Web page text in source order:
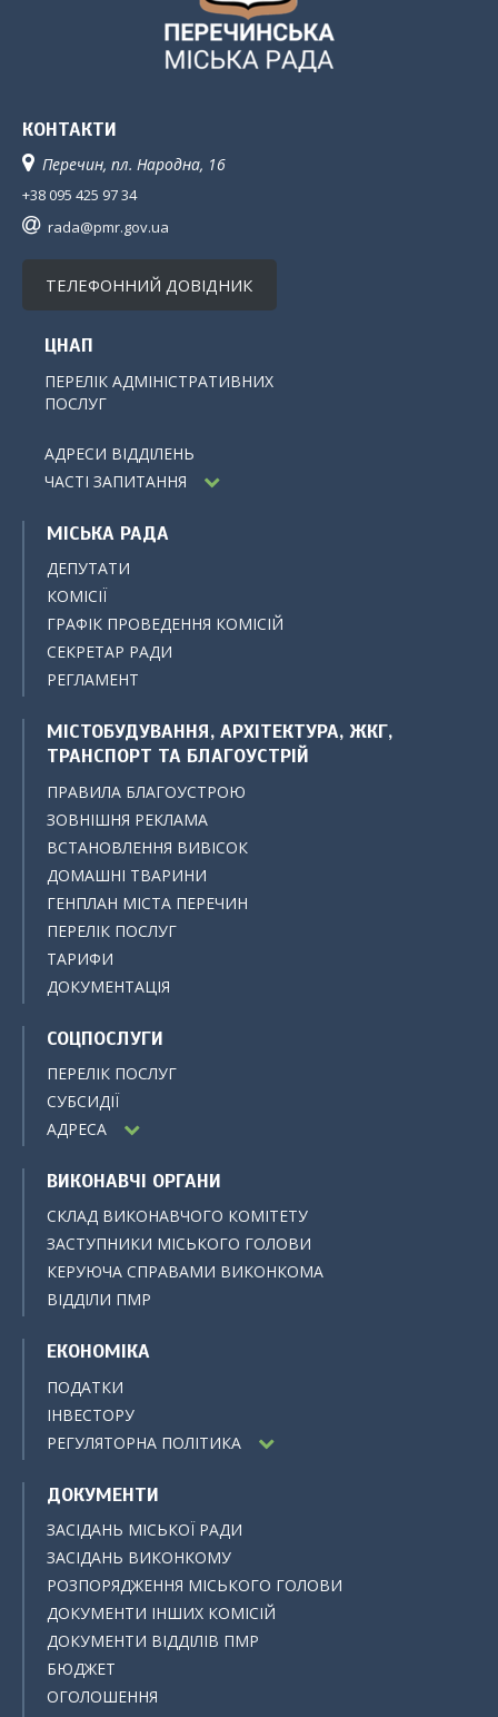
КОНТАКТИ
Перечин, пл. Народна, 16
+38 095 425 97 34
rada@pmr.gov.ua
ТЕЛЕФОННИЙ ДОВІДНИК
ЦНАП
ПЕРЕЛІК АДМІНІСТРАТИВНИХ
ПОСЛУГ
АДРЕСИ ВІДДІЛЕНЬ
ЧАСТІ ЗАПИТАННЯ
МІСЬКА РАДА
ДЕПУТАТИ
КОМІСІЇ
ГРАФІК ПРОВЕДЕННЯ КОМІСІЙ
СЕКРЕТАР РАДИ
РЕГЛАМЕНТ
МІСТОБУДУВАННЯ, АРХІТЕКТУРА, ЖКГ,
ТРАНСПОРТ ТА БЛАГОУСТРІЙ
ПРАВИЛА БЛАГОУСТРОЮ
ЗОВНІШНЯ РЕКЛАМА
ВСТАНОВЛЕННЯ ВИВІСОК
ДОМАШНІ ТВАРИНИ
ГЕНПЛАН МІСТА ПЕРЕЧИН
ПЕРЕЛІК ПОСЛУГ
ТАРИФИ
ДОКУМЕНТАЦІЯ
СОЦПОСЛУГИ
ПЕРЕЛІК ПОСЛУГ
СУБСИДІЇ
АДРЕСА
ВИКОНАВЧІ ОРГАНИ
СКЛАД ВИКОНАВЧОГО КОМІТЕТУ
ЗАСТУПНИКИ МІСЬКОГО ГОЛОВИ
КЕРУЮЧА СПРАВАМИ ВИКОНКОМА
ВІДДІЛИ ПМР
ЕКОНОМІКА
ПОДАТКИ
ІНВЕСТОРУ
РЕГУЛЯТОРНА ПОЛІТИКА
ДОКУМЕНТИ
ЗАСІДАНЬ МІСЬКОЇ РАДИ
ЗАСІДАНЬ ВИКОНКОМУ
РОЗПОРЯДЖЕННЯ МІСЬКОГО ГОЛОВИ
ДОКУМЕНТИ ІНШИХ КОМІСІЙ
ДОКУМЕНТИ ВІДДІЛІВ ПМР
БЮДЖЕТ
ОГОЛОШЕННЯ